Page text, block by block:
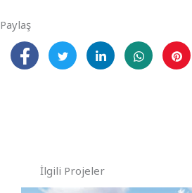
Paylaş
İlgili Projeler